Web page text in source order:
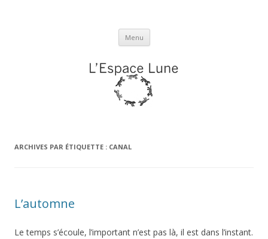
Menu Aller
contenu
ARCHIVES PAR ÉTIQUETTE : CANAL
L’automne
Le temps s’écoule, l’important n’est pas là, il est dans l’instant.